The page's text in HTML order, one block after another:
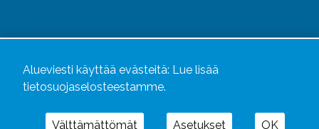
Alueviestijaalueviesti.fiovat osa Kustannusliike
Alueviesti käyttää evästeitä: Lue lisää
tietosuojaselosteestamme.
Välttämättömät Asetukset OK